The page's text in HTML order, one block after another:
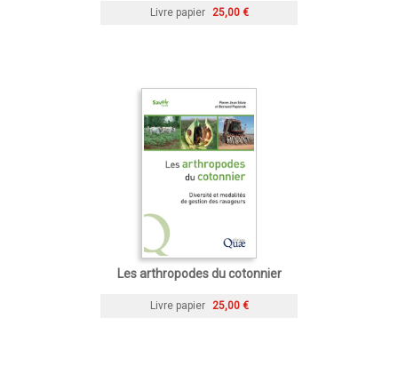
Livre papier 25,00 €
Les arthropodes du cotonnier
Livre papier 25,00 €